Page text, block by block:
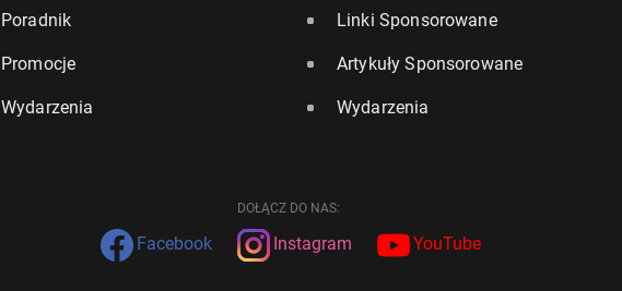
Poradnik
Promocje
Wydarzenia
Linki Sponsorowane
Artykuły Sponsorowane
Wydarzenia
DOŁĄCZ DO NAS:
Facebook Instagram YouTube